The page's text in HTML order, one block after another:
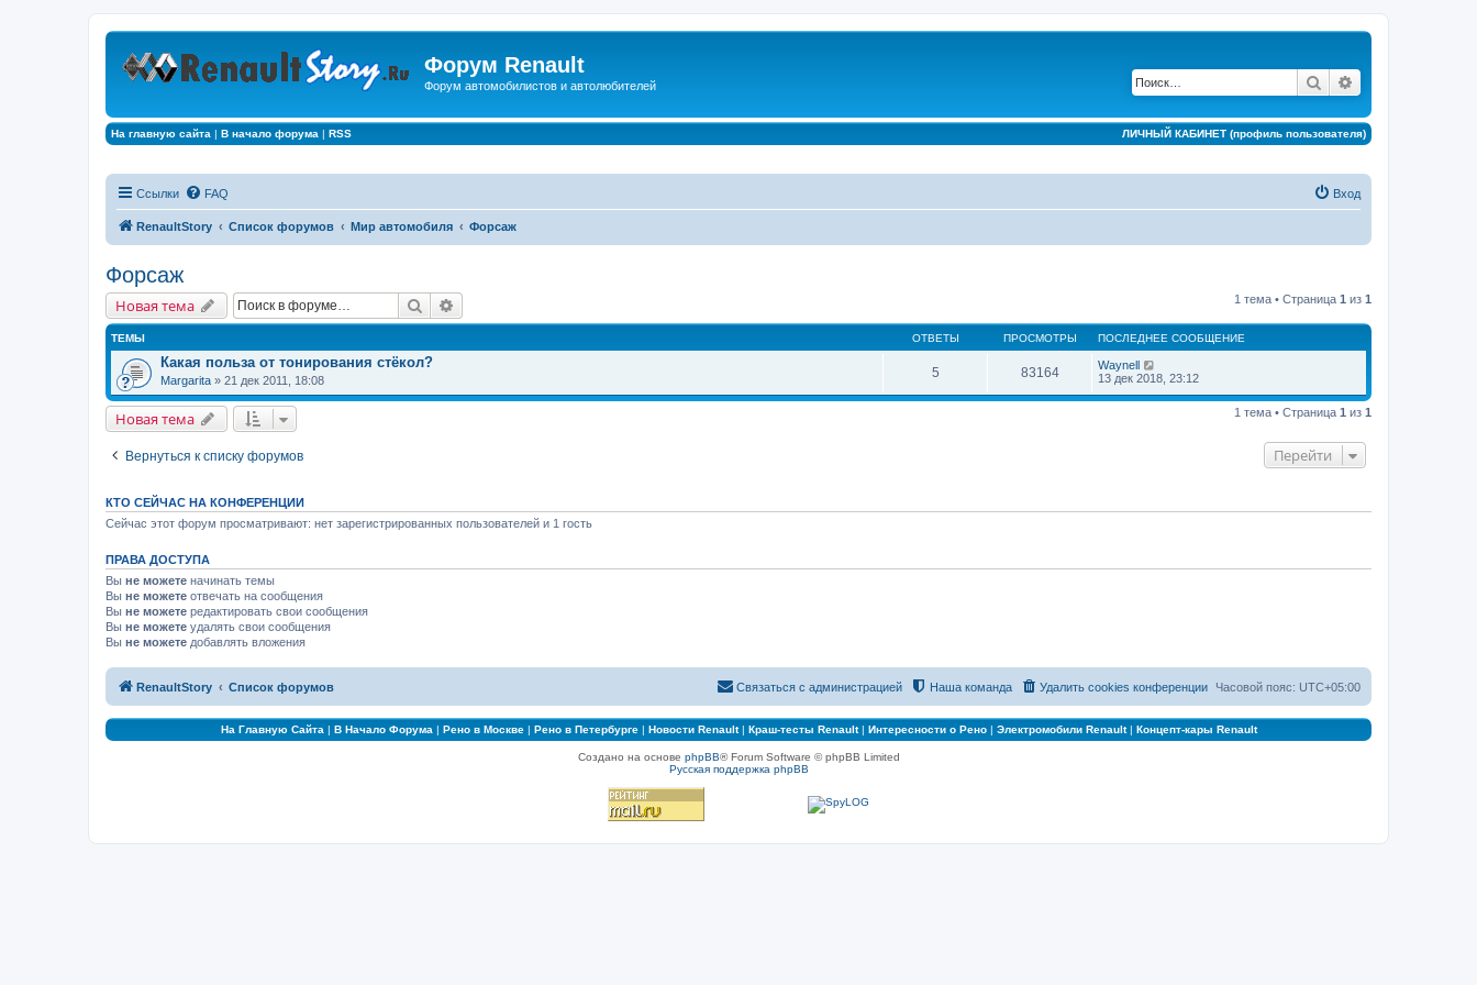
Форум Renault
Форум автомобилистов и автолюбителей Поиск
На главную сайта | В начало форума | RSS ЛИЧНЫЙ КАБИНЕТ (профиль пользователя)
Ссылки FAQ Вход
RenaultStory Список форумов Мир автомобиля Форсаж
Форсаж
Новая тема Поиск 1 тема • Страница 1 из 1
ТЕМЫ ОТВЕТЫ ПРОСМОТРЫ ПОСЛЕДНЕЕ СООБЩЕНИЕ
Какая польза от тонирования стёкол?
Margarita » 21 дек 2011, 18:08
5 83164
Waynell
13 дек 2018, 23:12
Новая тема 1 тема • Страница 1 из 1
Вернуться к списку форумов Перейти
КТО СЕЙЧАС НА КОНФЕРЕНЦИИ
Сейчас этот форум просматривают: нет зарегистрированных пользователей и 1 гость
ПРАВА ДОСТУПА
Вы не можете начинать темы
Вы не можете отвечать на сообщения
Вы не можете редактировать свои сообщения
Вы не можете удалять свои сообщения
Вы не можете добавлять вложения
RenaultStory Список форумов Часовой пояс: UTC+05:00
Удалить cookies конференции
Наша команда
Связаться с администрацией
На Главную Сайта | В Начало Форума | Рено в Москве| Рено в Петербурге| Новости Renault| Краш-тесты Renault| Интересности о Рено| Электромобили Renault| Концепт-кары Renault
Создано на основе phpBB® Forum Software © phpBB Limited
Русская поддержка phpBB